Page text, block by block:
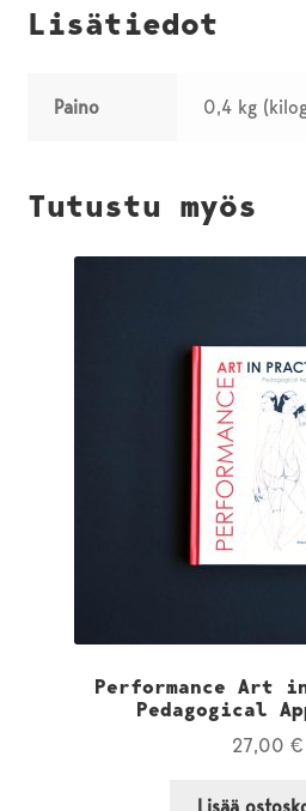
Lisätiedot
Paino 0,4 kg
Tutustu myös
Performance Art
Pedagogical
27,00 €